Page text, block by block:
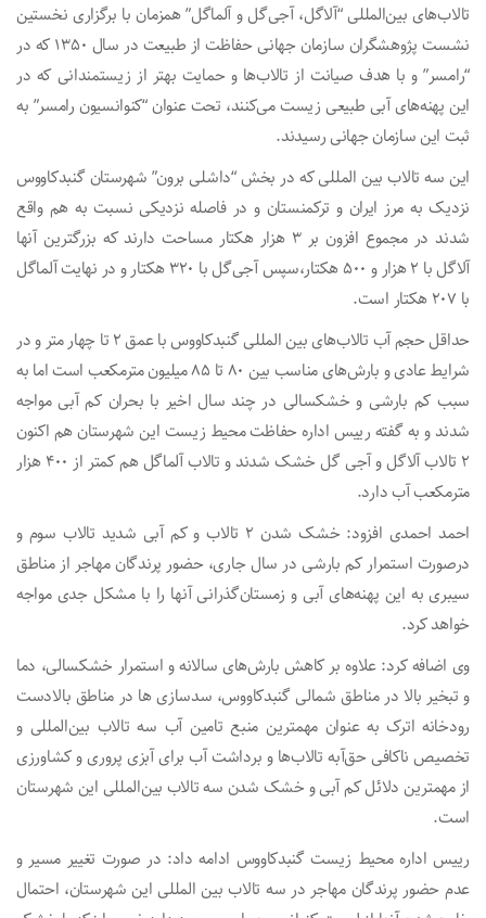
تالاب‌های بین‌المللی “آلاگل، آجی‌گل و آلماگل” همزمان با برگزاری نخستین
نشست پژوهشگران سازمان جهانی حفاظت از طبیعت در سال ۱۳۵۰ که در
“رامسر” و با هدف صیانت از تالاب‌ها و حمایت بهتر از زیستمندانی که در
این پهنه‌های آبی طبیعی زیست می‌کنند، تحت عنوان “کنوانسیون رامسر” به
ثبت این سازمان جهانی رسیدند.
این سه تالاب بین المللی که در بخش “داشلی برون” شهرستان گنبدکاووس
نزدیک به مرز ایران و ترکمنستان و در فاصله نزدیکی نسبت به هم واقع
شدند در مجموع افزون بر ۳ هزار هکتار مساحت دارند که بزرگترین آنها
آلاگل با ۲ هزار و ۵۰۰ هکتار،سپس آجی‌گل با ۳۲۰ هکتار و در نهایت آلماگل
با ۲۰۷ هکتار است.
حداقل حجم آب تالاب‌های بین المللی گنبدکاووس با عمق ۲ تا چهار متر و در
شرایط عادی و بارش‌های مناسب بین ۸۰ تا ۸۵ میلیون مترمکعب است اما به
سبب کم بارشی و خشکسالی در چند سال اخیر با بحران کم آبی مواجه
شدند و به گفته رییس اداره حفاظت محیط زیست این شهرستان هم اکنون
۲ تالاب آلاگل و آجی گل خشک شدند و تالاب آلماگل هم کمتر از ۴۰۰ هزار
مترمکعب آب دارد.
احمد احمدی افزود: خشک شدن ۲ تالاب و کم آبی شدید تالاب سوم و
درصورت استمرار کم بارشی در سال جاری، حضور پرندگان مهاجر از مناطق
سیبری به این پهنه‌های آبی و زمستان‌گذرانی آنها را با مشکل جدی مواجه
خواهد کرد.
وی اضافه کرد: علاوه بر کاهش بارش‌های سالانه و استمرار خشکسالی، دما
و تبخیر بالا در مناطق شمالی گنبدکاووس، سدسازی ها در مناطق بالادست
رودخانه اترک به عنوان مهمترین منبع تامین آب سه تالاب بین‌المللی و
تخصیص ناکافی حق‌آبه تالاب‌ها و برداشت آب برای آبزی پروری و کشاورزی
از مهمترین دلائل کم آبی و خشک شدن سه تالاب‌ بین‌المللی این شهرستان
است.
رییس اداره محیط زیست گنبدکاووس ادامه داد: در صورت تغییر مسیر و
عدم حضور پرندگان مهاجر در سه تالاب‌ بین المللی این شهرستان، احتمال